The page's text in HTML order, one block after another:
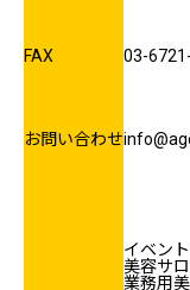
FAX 03-
お問い合わせ
イベン
美容サ
業務用